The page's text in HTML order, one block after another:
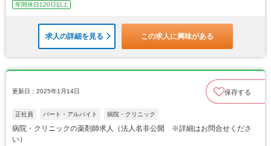
年間休日120日以上
求人の詳細を見る この求人に興味がある
更新日：2025年1月14日 保存する
正社員 パート・アルバイト 病院・クリニック
病院・クリニックの薬剤師求人（法人名非公開 ※詳細はお問合せくださ
い）